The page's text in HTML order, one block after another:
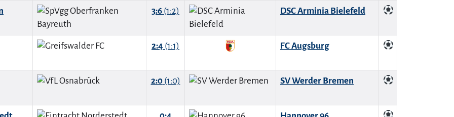
3:6 (1:2) DSC Arminia Bielefeld
2:4 (1:1) FC Augsburg
2:0(1:0) SV Werder Bremen